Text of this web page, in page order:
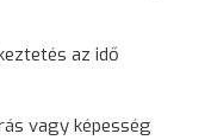
az idő
vagy képesség